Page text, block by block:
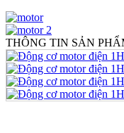
THÔNG TIN SẢN